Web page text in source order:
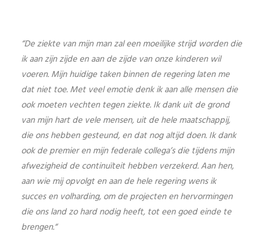
“De ziekte van mijn man zal een moeilijke strijd worden die
ik aan zijn zijde en aan de zijde van onze kinderen wil
voeren. Mijn huidige taken binnen de regering laten me
dat niet toe. Met veel emotie denk ik aan alle mensen die
ook moeten vechten tegen ziekte. Ik dank uit de grond
van mijn hart de vele mensen, uit de hele maatschappij,
die ons hebben gesteund, en dat nog altijd doen. Ik dank
ook de premier en mijn federale collega’s die tijdens mijn
afwezigheid de continuïteit hebben verzekerd. Aan hen,
aan wie mij opvolgt en aan de hele regering wens ik
succes en volharding, om de projecten en hervormingen
die ons land zo hard nodig heeft, tot een goed einde te
brengen.“